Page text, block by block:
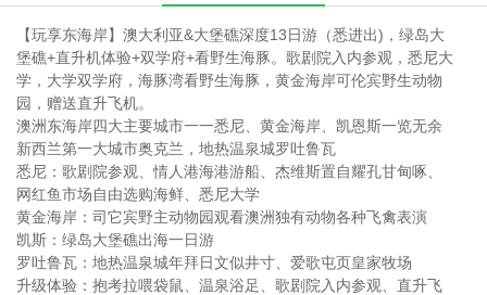
【玩享东海岸】澳大利亚&大堡礁深度13日游（悉进出)，绿岛大
堡礁+直升机体验+双学府+看野生海豚。歌剧院入内参观，悉尼大
学，大学双学府，海豚湾看野生海豚，黄金海岸可伦宾野生动物
园，赠送直升飞机。
澳洲东海岸四大主要城市一一悉尼、黄金海岸、凯恩斯一览无余
新西兰第一大城市奥克兰，地热温泉城罗吐鲁瓦
悉尼：歌剧院参观、情人港海港游船、杰维斯置自耀孔甘甸啄、
网红鱼市场自由选购海鲜、悉尼大学
黄金海岸：司它宾野主动物园观看澳洲独有动物各种飞禽表演
凯斯：绿岛大堡礁出海一日游
罗吐鲁瓦：地热温泉城年拜日文似井寸、爱歌屯页皇家牧场
升级体验：抱考拉喂袋鼠、温泉浴足、歌剧院入内参观、直升飞